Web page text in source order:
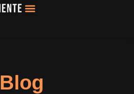
Blog